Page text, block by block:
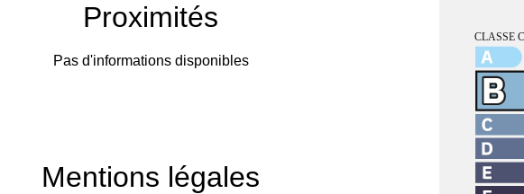
Proximités
Pas d'informations disponibles
Mentions légales